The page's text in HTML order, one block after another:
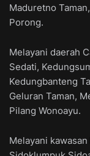
Maduretno
Porong.
Melayani daerah
Sedati,
Kedungbanteng
Geluran Taman,
Pilang Wonoayu.
Melayani